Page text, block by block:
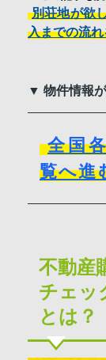
別荘地が欲
入までの流
▼ 物件情報
全国
覧へ進
不動産
チェッ
とは？